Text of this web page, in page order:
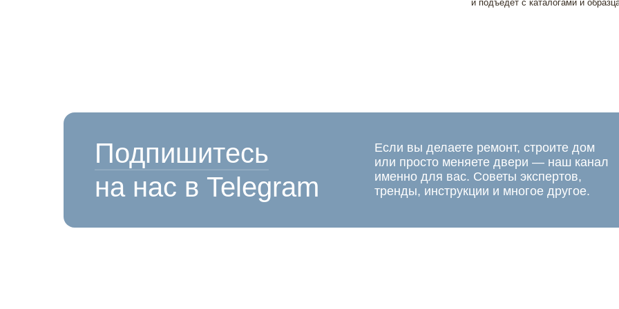
и подъедет с каталогами и
Подпишитесь
на нас в Telegram
Если вы делаете ремонт, строите дом
или просто меняете двери — наш канал
именно для вас. Советы экспертов,
тренды, инструкции и многое другое.